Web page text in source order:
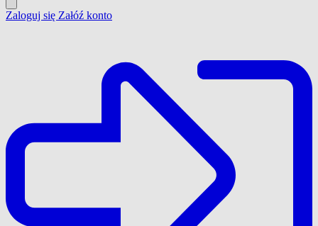
Zaloguj się Załóź konto